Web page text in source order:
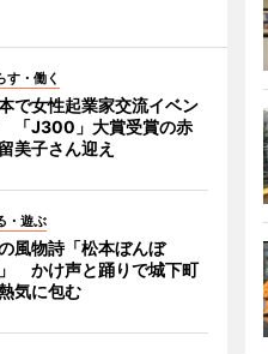
す・働く
で女性起業家交流イベン
「J300」大賞受賞の赤
美子さん迎え
・遊ぶ
風物詩「松本ぼんぼ
かけ声と踊りで城下町
気に包む